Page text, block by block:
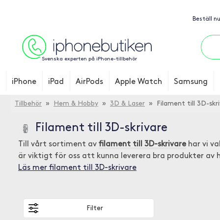
Beställ
Svenska experten på iPhone-tillbehör
iPhone iPad AirPods Apple Watch Samsung
Tillbehör » Hem & Hobby » 3D & Laser » Filament till 3D-
Filament till 3D-skrivare
Till vårt sortiment av filament till 3D-skrivare har vi
är viktigt för oss att kunna leverera bra produkter av
Läs mer filament till 3D-skrivare
Filter